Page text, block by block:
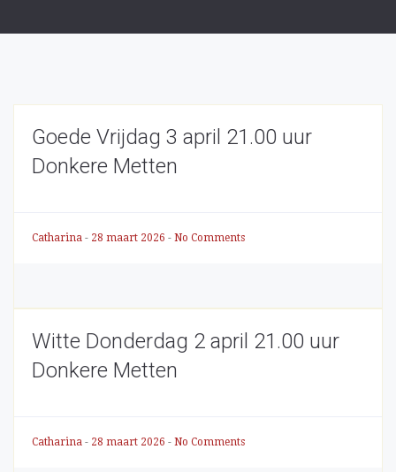
Goede Vrijdag 3 april 21.00 uur
Donkere Metten
Catharina - 28 maart 2026 - No Comments
Witte Donderdag 2 april 21.00 uur
Donkere Metten
Catharina - 28 maart 2026 - No Comments